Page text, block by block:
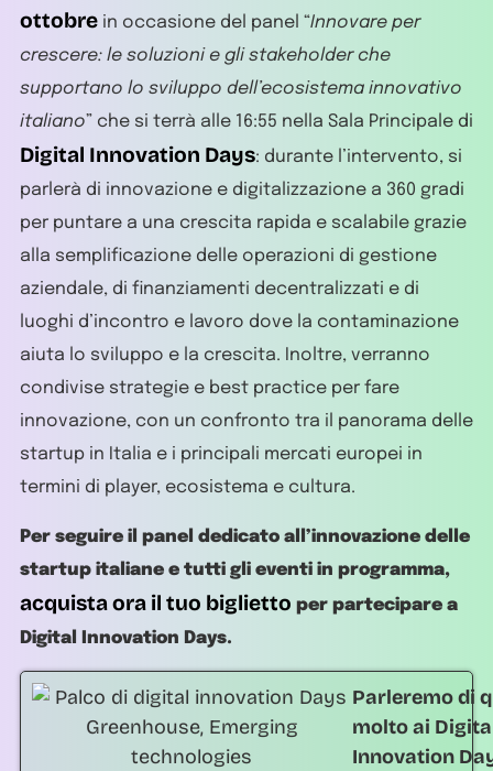
ottobre in occasione del panel “Innovare per
crescere: le soluzioni e gli stakeholder che
supportano lo sviluppo dell’ecosistema innovativo
italiano” che si terrà alle 16:55 nella Sala Principale di
Digital Innovation Days: durante l’intervento, si
parlerà di innovazione e digitalizzazione a 360 gradi
per puntare a una crescita rapida e scalabile grazie
alla semplificazione delle operazioni di gestione
aziendale, di finanziamenti decentralizzati e di
luoghi d’incontro e lavoro dove la contaminazione
aiuta lo sviluppo e la crescita. Inoltre, verranno
condivise strategie e best practice per fare
innovazione, con un confronto tra il panorama delle
startup in Italia e i principali mercati europei in
termini di player, ecosistema e cultura.
Per seguire il panel dedicato all’innovazione delle
startup italiane e tutti gli eventi in programma,
acquista ora il tuo biglietto per partecipare a
Digital Innovation Days.
Parleremo di
molto ai
Innovation